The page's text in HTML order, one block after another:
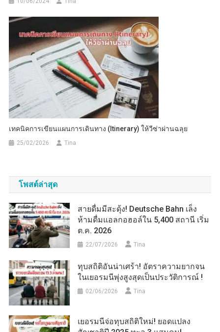
เทคนิคการเขียนแผนการเดินทาง (Itinerary) ให้วีซ่าผ่านฉลุย
25/02/2026 Tina
โพสต์ล่าสุด
สายดื่มมีสะดุ้ง! Deutsche Bahn เล็ง
ห้ามดื่มแอลกอฮอล์ใน 5,400 สถานี เริ่ม
ต.ค. 2026
22/07/2026 Tina
ทุบสถิติอันน่าเศร้า! อัตราความยากจน
ในเยอรมนีพุ่งสูงสุดเป็นประวัติการณ์ !
02/06/2026 Tina
เยอรมนีจ่อทุบสถิติใหม่! ยอดแปลง